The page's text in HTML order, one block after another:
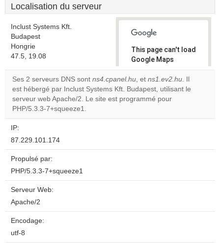
Localisation du serveur
Inclust Systems Kft.
Budapest
Hongrie
47.5, 19.08
This page can't load
Google Maps
correctly.
Do you
own this
Ses 2 serveurs DNS sont ns4.cpanel.hu, et ns1.ev2.hu. Il
est hébergé par Inclust Systems Kft. Budapest, utilisant le
serveur web Apache/2. Le site est programmé pour
PHP/5.3.3-7+squeeze1.
IP:
87.229.101.174
Propulsé par:
PHP/5.3.3-7+squeeze1
Serveur Web:
Apache/2
Encodage:
utf-8